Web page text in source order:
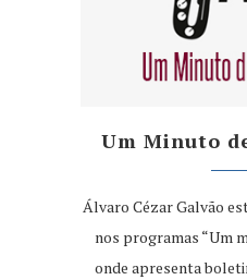
Um Minuto
Álvaro Cézar Galvão
nos programas “Um
onde apresenta